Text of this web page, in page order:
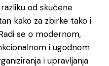
od skučene
kako za zbirke tako i
se o modernom,
i ugodnom
i upravljanja